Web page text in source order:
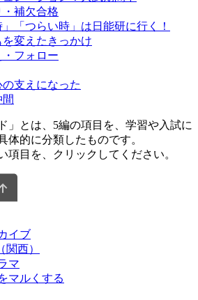
補欠合格
」「つらい時」は日能研に行く！
変えたきっかけ
フォロー
の支えになった
」とは、5編の項目を、学習や入試に
体的に分類したものです。
項目を、クリックしてください。
イブ
関西）
マ
マルくする